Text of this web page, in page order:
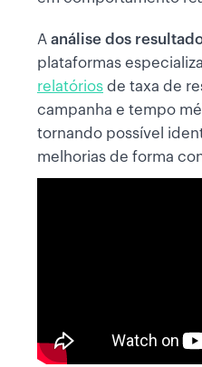
A análise dos
plataformas
relatórios de taxa de
campanha e tempo
tornando possível
melhorias de forma